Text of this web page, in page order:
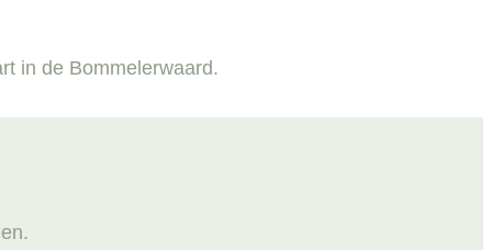
in de Bommelerwaard.